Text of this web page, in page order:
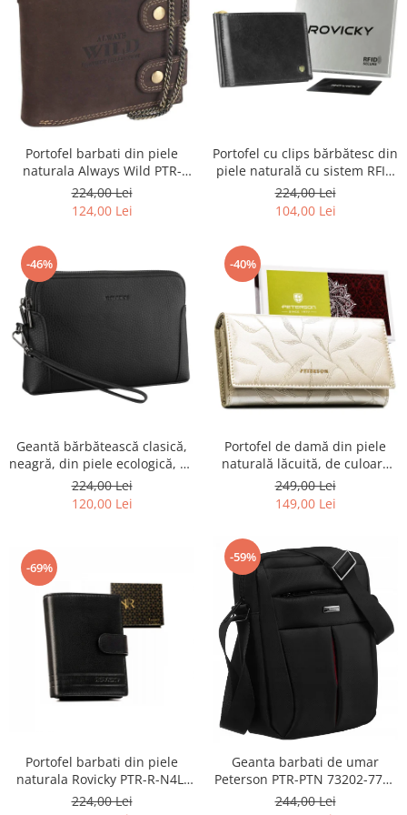
Portofel barbati din piele
naturala Always Wild PTR-
2900-BIC
224,00 Lei
124,00 Lei
Portofel cu clips bărbătesc din
piele naturală cu sistem RFID
- Rovicky PTR-N1908-RVT-9799
BLACK
224,00 Lei
104,00 Lei
-46%
Geantă bărbătească clasică,
neagră, din piele ecologică, cu
fermoar - Rovicky PTR-R-SDR-
01-1631 BLACK
224,00 Lei
120,00 Lei
-40%
Portofel de damă din piele
naturală lăcuită, de culoare
bej, cu închidere cu capsă -
Peterson
249,00 Lei
149,00 Lei
-69%
Portofel barbati din piele
naturala Rovicky PTR-R-N4L-
GAT-8922 B+B
224,00 Lei
-59%
Geanta barbati de umar
Peterson PTR-PTN 73202-7738
BL
244,00 Lei